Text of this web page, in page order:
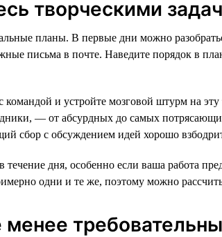
творческими
планы. В первые дни можно
письма в почте. Наведите порядок в
и устройте мозговой штурм на
— от абсурдных до самых
сбор с обсуждением идей хорошо
течение дня, особенно если ваша работа
одни и те же, поэтому можно
менее